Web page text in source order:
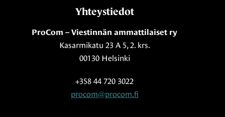
Yhteystiedot
ProCom – Viestinnän ammattilaiset ry
Kasarmikatu 23 A 5, 2. krs.
00130 Helsinki
+358 44 720 3022
procom@procom.fi